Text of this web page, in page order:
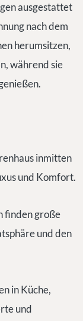
ausgestattet
nach dem
herumsitzen,
während sie
inmitten
und Komfort.
finden große
und den
in Küche,
und